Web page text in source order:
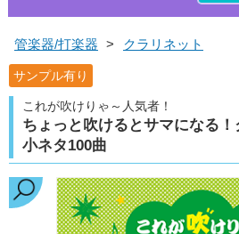
管楽器/打楽器 > クラリネット
サンプル有り
これが吹けりゃ～人気者！
ちょっと吹けるとサマになる
小ネタ100曲